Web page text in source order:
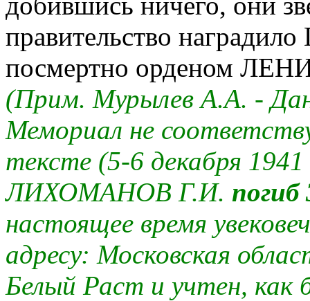
правительство
посмертно орденом
(Прим. Мурылев А.А. -
Мемориал не
тексте (5-6 декабря 1941
ЛИХОМАНОВ Г.И. погиб
настоящее время
адресу: Московская
Белый Раст и учтен, как